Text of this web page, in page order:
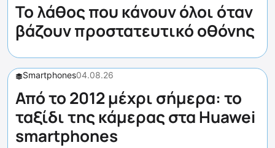
Το λάθος που κάνουν όλοι όταν
βάζουν προστατευτικό οθόνης
Smartphones04.08.26
Από το 2012 μέχρι σήμερα: το
ταξίδι της κάμερας στα Huawei
smartphones